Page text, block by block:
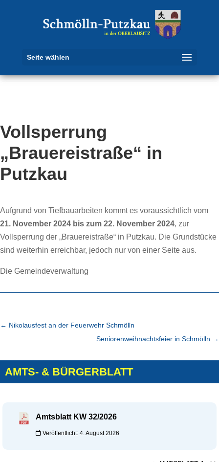
Seite wählen
Vollsperrung
„Brauereistraße“ in
Putzkau
Aufgrund von Tiefbauarbeiten kommt es voraussichtlich vom
21. November 2024 bis zum 22. November 2024, zur
Vollsperrung der „Brauereistraße“ in Putzkau. Die Grundstücke
sind weiterhin erreichbar, jedoch nur von einer Seite aus.
Die Gemeindeverwaltung
← Nikolausfest an der Feuerwehr Schmölln
Seniorenweihnachtsfeier in Schmölln →
AMTS- & BÜRGERBLATT
Amtsblatt KW 32/2026
Veröffentlicht: 4. August 2026